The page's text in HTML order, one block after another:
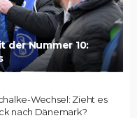
der Nummer 10:
Wechsel: Zieht es
nach Dänemark?